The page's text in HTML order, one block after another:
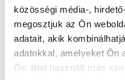
közösségi média-,
megosztjuk az Ön
adatait, akik
adatokkal, amelyeket Ön
Ön által használt más